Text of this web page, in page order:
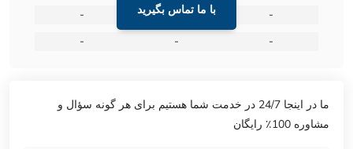
با ما تماس بگیرید
-
-
-
-
-
-
ما در اینجا 24/7 در خدمت شما هستیم برای هر گونه سؤال و
مشاوره 100٪ رایگان